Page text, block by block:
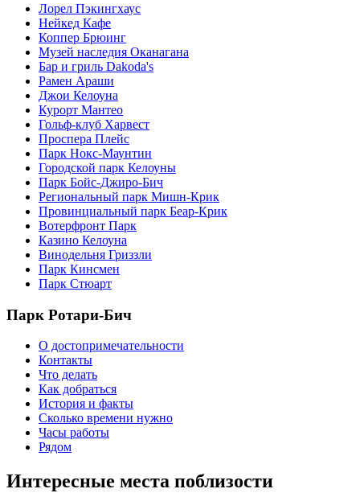
Лорел Пэкингхаус
Нейкед Кафе
Коппер Брюинг
Музей наследия Оканагана
Бар и гриль Dakoda's
Рамен Араши
Джои Келоуна
Курорт Мантео
Гольф-клуб Харвест
Проспера Плейс
Парк Нокс-Маунтин
Городской парк Келоуны
Парк Бойс-Джиро-Бич
Региональный парк Мишн-Крик
Провинциальный парк Беар-Крик
Вотерфронт Парк
Казино Келоуна
Винодельня Гриззли
Парк Кинсмен
Парк Стюарт
Парк Ротари-Бич
О достопримечательности
Контакты
Что делать
Как добраться
История и факты
Сколько времени нужно
Часы работы
Рядом
Интересные места поблизости